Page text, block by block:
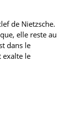
de Nietzsche.
elle reste au
dans le
exalte le